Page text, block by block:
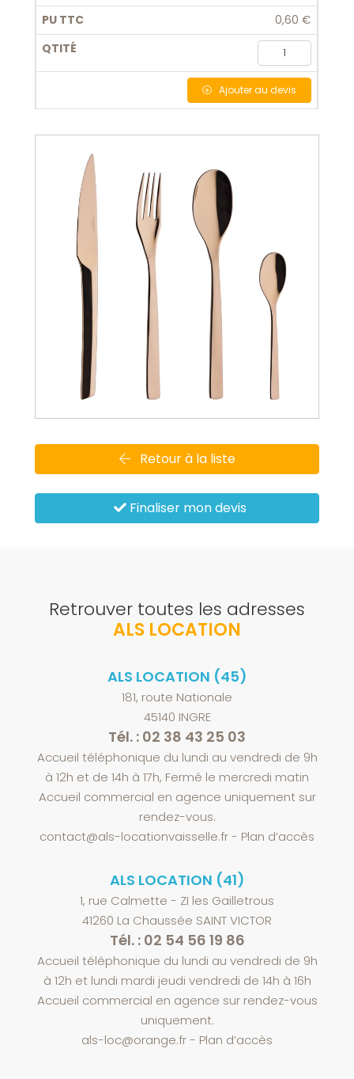
0,60 €
Ajouterau devis
Retour à la liste
Finaliser mon devis
Retrouver toutes les adresses
ALS LOCATION
ALS LOCATION (45)
181, route Nationale
45140 INGRE
Tél. : 02 38 43 25 03
Accueil téléphonique du lundi au vendredi de 9h
à 12h et de 14h à 17h, Fermé le mercredi matin
Accueil commercial en agence uniquement sur
rendez-vous.
contact@als-locationvaisselle.fr- Plan d’accès
ALS LOCATION (41)
1, rue Calmette - ZI les Gailletrous
41260 La Chaussée SAINT VICTOR
Tél. : 02 54 56 19 86
Accueil téléphonique du lundi au vendredi de 9h
à 12h et lundi mardi jeudi vendredi de 14h à 16h
Accueil commercial en agence sur rendez-vous
uniquement.
als-loc@orange.fr- Plan d’accès